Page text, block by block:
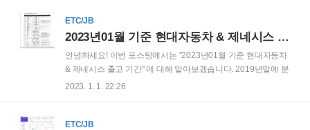
에 접속후, 'Sign up' 을 클릭 합니다. Create your account 화면
에서, 'Continue with Microsoft Account' 를 클릭 합니다. cf) 별도
계정으로 진행해도 무방 합니다. 로그인 화면에서, 보유한
'Microsoft ..
ETC/JB
2023년01월 기준 현대자동차 & 제네시스 출고 기간
안녕하세요! 이번 포스팅에서는 "2023년01월 기준 현대자동차
& 제네시스 출고 기간" 에 대해 알아보겠습니다. 2019년말에 분
양에 당첨된 아파트의 입주지정기간 발표 이후, 미뤄 두었던 여
했습니다. ㅎㅎ 계약 과정중에 얻게된 '2023년01월 현대자동차
2023. 1. 1. 22:26
ETC/JB